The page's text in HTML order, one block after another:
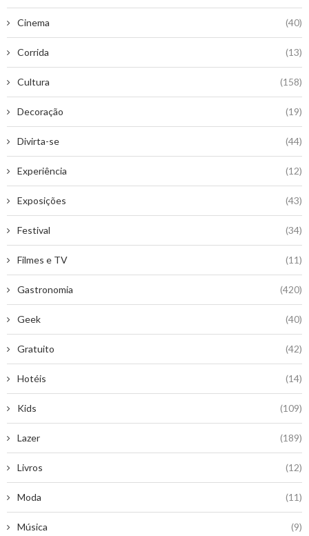
Cinema (40)
Corrida (13)
Cultura (158)
Decoração (19)
Divirta-se (44)
Experiência (12)
Exposições (43)
Festival (34)
Filmes e TV (11)
Gastronomia (420)
Geek (40)
Gratuito (42)
Hotéis (14)
Kids (109)
Lazer (189)
Livros (12)
Moda (11)
Música (9)